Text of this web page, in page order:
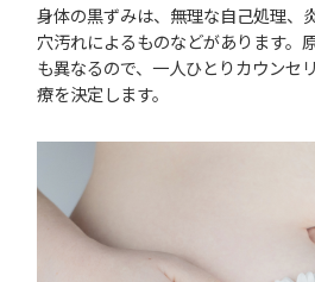
身体の黒ずみは、無理な自己処理、
穴汚れによるものなどがあります。
も異なるので、一人ひとりカウンセ
療を決定します。